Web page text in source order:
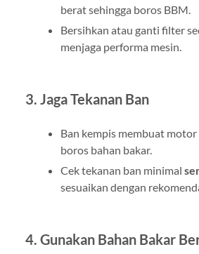
berat sehingga boros BBM.
Bersihkan atau ganti filter
menjaga performa mesin.
3. Jaga Tekanan Ban
Ban kempis membuat
boros bahan bakar.
Cek tekanan ban minimal
sesuaikan dengan
4. Gunakan Bahan Bakar